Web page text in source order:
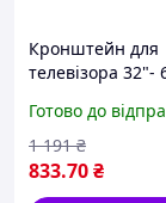
Кронштейн для
телевізора 32"-
BR4565A /
телевізора на
Готово до
833.70₴
1 191 ₴